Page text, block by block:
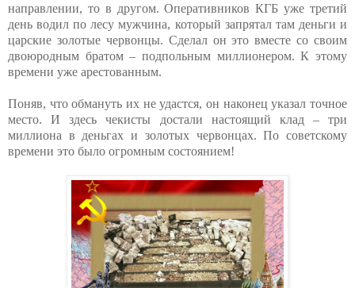
направлении, то в другом. Оперативников КГБ уже третий
день водил по лесу мужчина, который запрятал там деньги и
царские золотые червонцы. Сделал он это вместе со своим
двоюродным братом – подпольным миллионером. К этому
времени уже арестованным.
Поняв, что обмануть их не удастся, он наконец указал точное
место. И здесь чекисты достали настоящий клад – три
миллиона в деньгах и золотых червонцах. По советскому
времени это было огромным состоянием!